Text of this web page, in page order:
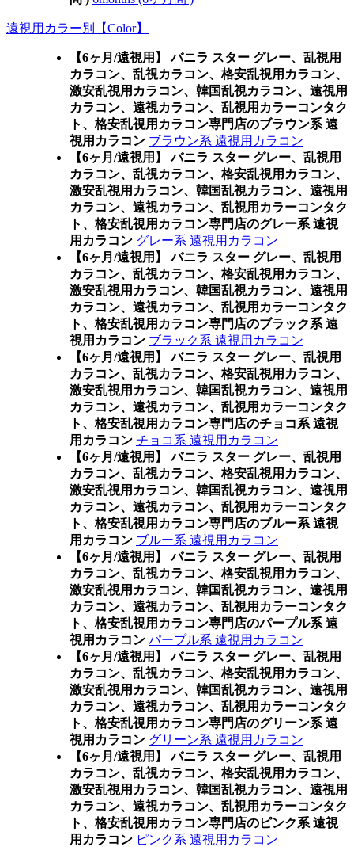
遠視用カラー別【Color】
【6ヶ月/遠視用】 バニラ スター グレー、乱視用
カラコン、乱視カラコン、格安乱視用カラコン、
激安乱視用カラコン、韓国乱視カラコン、遠視用
カラコン、遠視カラコン、乱視用カラーコンタク
ト、格安乱視用カラコン専門店のブラウン系 遠
視用カラコン ブラウン系 遠視用カラコン
【6ヶ月/遠視用】 バニラ スター グレー、乱視用
カラコン、乱視カラコン、格安乱視用カラコン、
激安乱視用カラコン、韓国乱視カラコン、遠視用
カラコン、遠視カラコン、乱視用カラーコンタク
ト、格安乱視用カラコン専門店のグレー系 遠視
用カラコン グレー系 遠視用カラコン
【6ヶ月/遠視用】 バニラ スター グレー、乱視用
カラコン、乱視カラコン、格安乱視用カラコン、
激安乱視用カラコン、韓国乱視カラコン、遠視用
カラコン、遠視カラコン、乱視用カラーコンタク
ト、格安乱視用カラコン専門店のブラック系 遠
視用カラコン ブラック系 遠視用カラコン
【6ヶ月/遠視用】 バニラ スター グレー、乱視用
カラコン、乱視カラコン、格安乱視用カラコン、
激安乱視用カラコン、韓国乱視カラコン、遠視用
カラコン、遠視カラコン、乱視用カラーコンタク
ト、格安乱視用カラコン専門店のチョコ系 遠視
用カラコン チョコ系 遠視用カラコン
【6ヶ月/遠視用】 バニラ スター グレー、乱視用
カラコン、乱視カラコン、格安乱視用カラコン、
激安乱視用カラコン、韓国乱視カラコン、遠視用
カラコン、遠視カラコン、乱視用カラーコンタク
ト、格安乱視用カラコン専門店のブルー系 遠視
用カラコン ブルー系 遠視用カラコン
【6ヶ月/遠視用】 バニラ スター グレー、乱視用
カラコン、乱視カラコン、格安乱視用カラコン、
激安乱視用カラコン、韓国乱視カラコン、遠視用
カラコン、遠視カラコン、乱視用カラーコンタク
ト、格安乱視用カラコン専門店のパープル系 遠
視用カラコン パープル系 遠視用カラコン
【6ヶ月/遠視用】 バニラ スター グレー、乱視用
カラコン、乱視カラコン、格安乱視用カラコン、
激安乱視用カラコン、韓国乱視カラコン、遠視用
カラコン、遠視カラコン、乱視用カラーコンタク
ト、格安乱視用カラコン専門店のグリーン系 遠
視用カラコン グリーン系 遠視用カラコン
【6ヶ月/遠視用】 バニラ スター グレー、乱視用
カラコン、乱視カラコン、格安乱視用カラコン、
激安乱視用カラコン、韓国乱視カラコン、遠視用
カラコン、遠視カラコン、乱視用カラーコンタク
ト、格安乱視用カラコン専門店のピンク系 遠視
用カラコン ピンク系 遠視用カラコン